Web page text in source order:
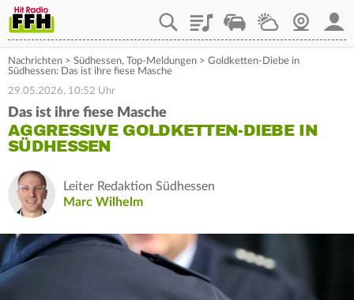
PlaylistStaupilotWetterWebcam
Nachrichten > Südhessen, Top-Meldungen > Goldketten-Diebe in
Südhessen: Das ist ihre fiese Masche
29.05.2026, 10:52 Uhr
Das ist ihre fiese Masche
AGGRESSIVE GOLDKETTEN-DIEBE IN
SÜDHESSEN
Leiter Redaktion Südhessen
Marc Wilhelm